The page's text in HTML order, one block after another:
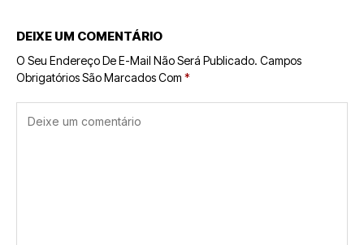
DEIXE UM COMENTÁRIO
O Seu Endereço De E-Mail Não Será Publicado. Campos
Obrigatórios São Marcados Com *